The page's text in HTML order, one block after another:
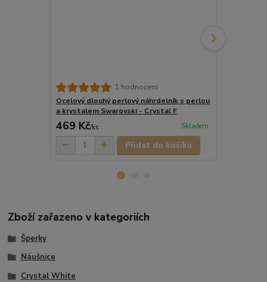
1 hodnocení
Ocelový dlouhý perlový náhrdelník s perlou
a krystalem Swarovski - Crystal F
469 Kč/ks Skladem
Přidat do košíku
Zboží zařazeno v kategoriích
Šperky
Náušnice
Crystal White